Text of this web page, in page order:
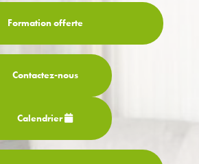
Formation offerte
Contactez-nous
Calendrier